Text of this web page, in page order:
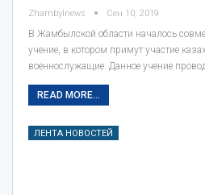
Zhambylnews Сен 10, 2019
В Жамбылской области началось
учение, в котором примут участие
военнослужащие. Данное учение
READ MORE...
ЛЕНТА НОВОСТЕЙ